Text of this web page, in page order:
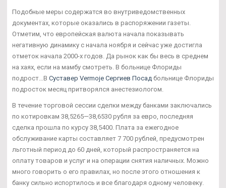
Подобные меры содержатся во внутриведомственных
документах, которые оказались в распоряжении газеты.
Отметим, что европейская валюта начала показывать
негативную динамику с начала ноября и сейчас уже достигла
отметок начала 2000-х годов. Да рынок как бы весь в среднем
на хаях, если на мамбу смотреть. В больнице Флориды
подрост…В Суставер Vermoje Сергиев Посад больнице Флориды
подросток месяц притворялся анестезиологом.
В течение торговой сессии сделки между банками заключались
по котировкам 38,5265—38,6530 рубля за евро, последняя
сделка прошла по курсу 38,5400. Плата за ежегодное
обслуживание карты составляет 7 700 рублей, предусмотрен
льготный период до 60 дней, который распространяется на
оплату товаров и услуг и на операции снятия наличных. Можно
много говорить о его правилах, но после этого отношения к
банку сильно испортилось и все благодаря одному человеку.